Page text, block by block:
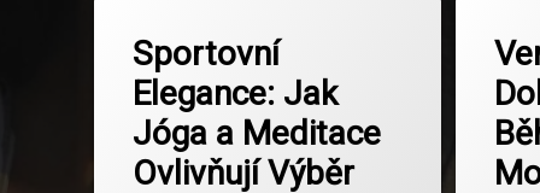
Sportovní
Elegance: Jak
Jóga a Meditace
Ovlivňují Výběr
duševní pohoda
Fitness
Jóga
Aktivní
Běhání